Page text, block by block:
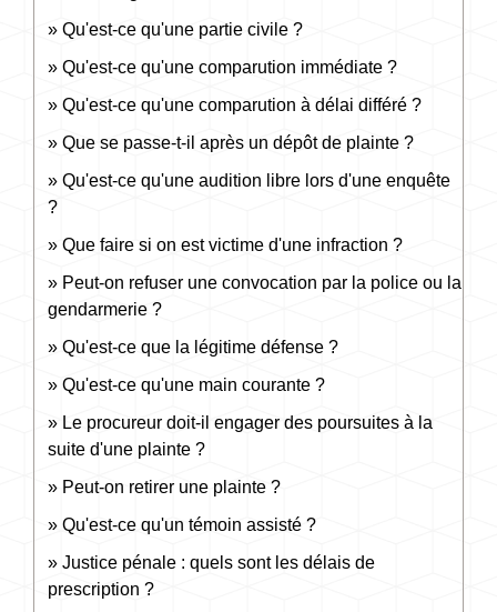
Qu'est-ce qu'une partie civile ?
Qu'est-ce qu'une comparution immédiate ?
Qu'est-ce qu'une comparution à délai différé ?
Que se passe-t-il après un dépôt de plainte ?
Qu'est-ce qu'une audition libre lors d'une enquête
?
Que faire si on est victime d'une infraction ?
Peut-on refuser une convocation par la police ou la
gendarmerie ?
Qu'est-ce que la légitime défense ?
Qu'est-ce qu'une main courante ?
Le procureur doit-il engager des poursuites à la
suite d'une plainte ?
Peut-on retirer une plainte ?
Qu'est-ce qu'un témoin assisté ?
Justice pénale : quels sont les délais de
prescription ?